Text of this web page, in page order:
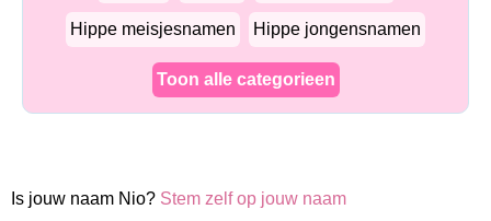
Hippe meisjesnamen Hippe jongensnamen
Toon alle categorieen
Is jouw naam Nio? Stem zelf op jouw naam